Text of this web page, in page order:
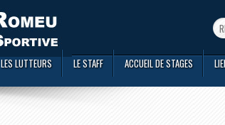
LES LUTTEURS LE STAFF ACCUEIL DE STAGES